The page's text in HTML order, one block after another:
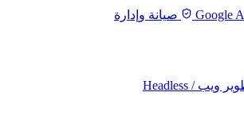
صيانة وإدارة
تطوير ويب Headless /